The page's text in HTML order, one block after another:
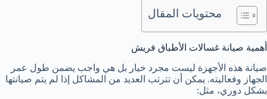
محتويات المقال
أهمية صيانة غسالات الأطباق فريش
صيانة هذه الأجهزة ليست مجرد خيار بل هي واجب يضمن طول عمر
الجهاز وفعاليته. يمكن أن تترتب العديد من المشاكل إذا لم يتم صيانتها
بشكل دوري، مثل: